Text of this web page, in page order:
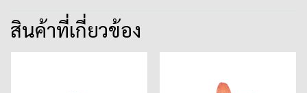
สินค้าที่เกี่ยวข้อง